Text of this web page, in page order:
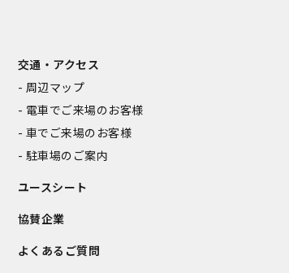
交通・アクセス
周辺マップ
電車でご来場のお客様
車でご来場のお客様
駐車場のご案内
ユースシート
協賛企業
よくあるご質問